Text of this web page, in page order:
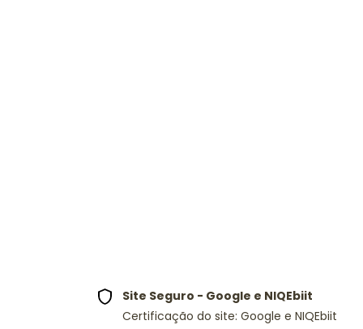
Site Seguro - Google e NIQEbiit
Certificação do site: Google e NIQEbiit